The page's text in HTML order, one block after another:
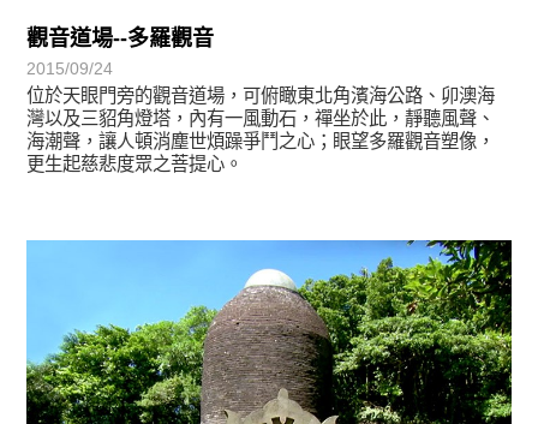
觀音道場--多羅觀音
2015/09/24
位於天眼門旁的觀音道場，可俯瞰東北角濱海公路、卯澳海
灣以及三貂角燈塔，內有一風動石，禪坐於此，靜聽風聲、
海潮聲，讓人頓消塵世煩躁爭鬥之心；眼望多羅觀音塑像，
更生起慈悲度眾之菩提心。
靈鷲映象